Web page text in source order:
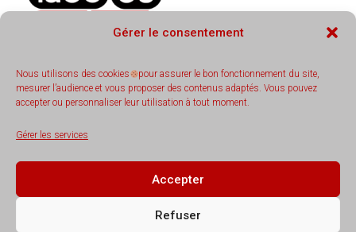
Gérer le consentement
Nous utilisons des cookies
pour assurer le bon fonctionnement du site,
mesurer l’audience et vous proposer des contenus adaptés. Vous pouvez
accepter ou personnaliser leur utilisation à tout moment.
Gérer les services
Accepter
Refuser
REJOIGNEZ-NOUS